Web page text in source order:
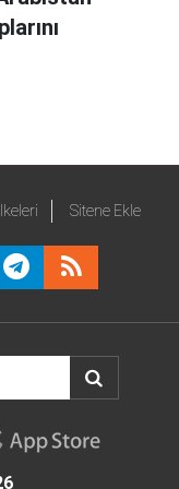
Sitene Ekle